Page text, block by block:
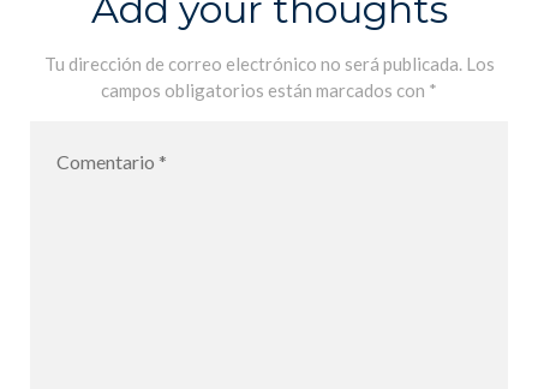
Tu dirección de correo electrónico no será publicada. Los
campos obligatorios están marcados con *